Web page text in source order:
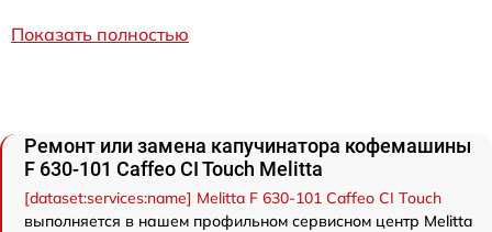
Показать полностью
Ремонт или замена капучинатора кофемашины
F 630-101 Caffeo CI Touch Melitta
[dataset:services:name] Melitta F 630-101 Caffeo CI Touch
выполняется в нашем профильном сервисном центр Melitta